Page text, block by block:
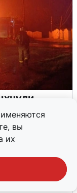
вы
их
дыме в